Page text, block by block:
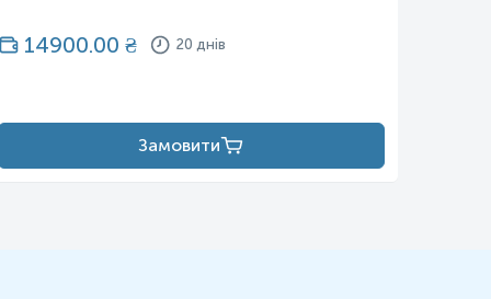
14900.00 ₴ 20 днів
Замовити